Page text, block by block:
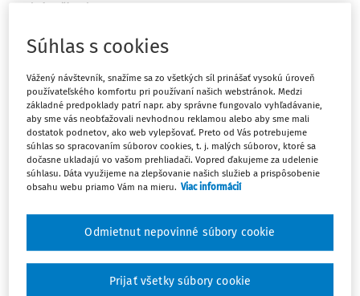
1 minúta čítania
Výklad od uznávaného experta na školskú legislatívu
Lektor: JUDr. Matej Drotár
Webinárodpovie na tieto otázky:
Ako sa mení kompetencia rady školy?
Ako budú prebiehať výberové konania riaditeľov?
Aká je nová definícia zástupcu riaditeľa?
Kto je verejný poskytovateľ výchovy a vzdelávania?
Súhlas s cookies
Vážený návštevník, snažíme sa zo všetkých síl prinášať vysokú úroveň
používateľského komfortu pri používaní našich webstránok. Medzi
základné predpoklady patrí napr. aby správne fungovalo vyhľadávanie,
aby sme vás neobťažovali nevhodnou reklamou alebo aby sme mali
dostatok podnetov, ako web vylepšovať. Preto od Vás potrebujeme
súhlas so spracovaním súborov cookies, t. j. malých súborov, ktoré sa
dočasne ukladajú vo vašom prehliadači. Vopred ďakujeme za udelenie
súhlasu. Dáta využijeme na zlepšovanie našich služieb a prispôsobenie
obsahu webu priamo Vám na mieru. Viac informácií
Odmietnut nepovinné súbory cookie
Prijať všetky súbory cookie